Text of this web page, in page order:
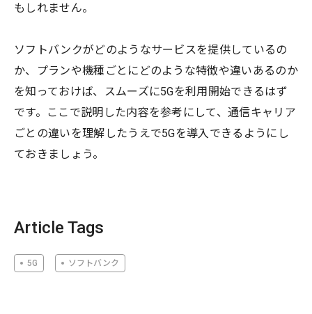
もしれません。
ソフトバンクがどのようなサービスを提供しているの
か、プランや機種ごとにどのような特徴や違いあるのか
を知っておけば、スムーズに5Gを利用開始できるはず
です。ここで説明した内容を参考にして、通信キャリア
ごとの違いを理解したうえで5Gを導入できるようにし
ておきましょう。
Article Tags
5G ソフトバンク